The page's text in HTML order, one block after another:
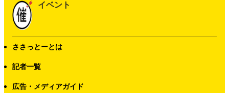
イベント
ささっとーとは
記者一覧
広告・メディアガイド